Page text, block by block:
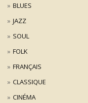
BLUES
JAZZ
SOUL
FOLK
FRANÇAIS
CLASSIQUE
CINÉMA